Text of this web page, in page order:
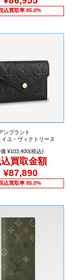
込買取率 85.0%
ンプラント
イユ・ヴィクトリーヌ
¥103,400(税込)
買取金額
¥87,890
込買取率 85.0%